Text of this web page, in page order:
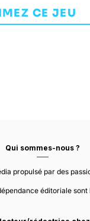
CE JEU
Phoenix
Qui sommes-nous ?
propulsé par des
éditoriale